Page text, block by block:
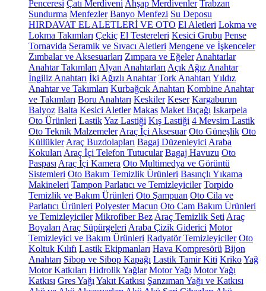
Penceresi Çatı Merdiveni Ahşap Merdivenler Trabzan
Sundurma Menfezler Banyo Menfezi Su Deposu
HIRDAVAT EL ALETLERİ VE OTO El Aletleri Lokma ve
Lokma Takımları Çekiç El Testereleri Kesici Grubu Pense
Tornavida Seramik ve Sıvacı Aletleri Mengene ve İşkenceler
Zımbalar ve Aksesuarları Zımpara ve Eğeler Anahtarlar
Anahtar Takımları Alyan Anahtarları Açık Ağız Anahtar
İngiliz Anahtarı İki Ağızlı Anahtar Tork Anahtarı Yıldız
Anahtar ve Takımları Kurbağcık Anahtarı Kombine Anahtar
ve Takımları Boru Anahtarı Keskiler Keser Kargaburun
Balyoz Balta Kesici Aletler Makas Maket Bıçağı Iskarpela
Oto Ürünleri LastikYaz Lastiği Kış Lastiği 4 Mevsim Lastik
Oto Teknik Malzemeler Araç İçi Aksesuar Oto Güneşlik Oto
Küllükler Araç Buzdolapları Bagaj Düzenleyici Araba
Kokuları Araç İçi Telefon Tutucular Bagaj Havuzu Oto
Paspası Araç İçi Kamera Oto Multimedya ve Görüntü
Sistemleri Oto Bakım Temizlik Ürünleri Basınçlı Yıkama
Makineleri Tampon Parlatıcı ve Temizleyiciler Torpido
Temizlik ve Bakım Ürünleri Oto Şampuan Oto Cila ve
Parlatıcı Ürünleri Polyester Macun Oto Cam Bakım Ürünleri
ve Temizleyiciler Mikrofiber Bez Araç Temizlik Seti Araç
Boyaları Araç Süpürgeleri Araba Çizik Giderici Motor
Temizleyici ve Bakım Ürünleri Radyatör Temizleyiciler Oto
Koltuk Kılıfı Lastik Ekipmanları Hava Kompresörü Bijon
Anahtarı Sibop ve Sibop Kapağı Lastik Tamir Kiti KrikoYağ
Motor Katkıları Hidrolik Yağlar Motor Yağı Motor Yağı
Katkısı Gres Yağı Yakıt Katkısı Şanzıman Yağı ve Katkısı